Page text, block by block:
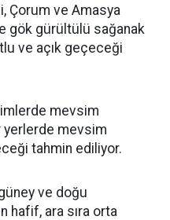
Çorum ve Amasya
gök gürültülü sağanak
ve açık geçeceği
mevsim
yerlerde mevsim
tahmin ediliyor.
ve doğu
hafif, ara sıra orta